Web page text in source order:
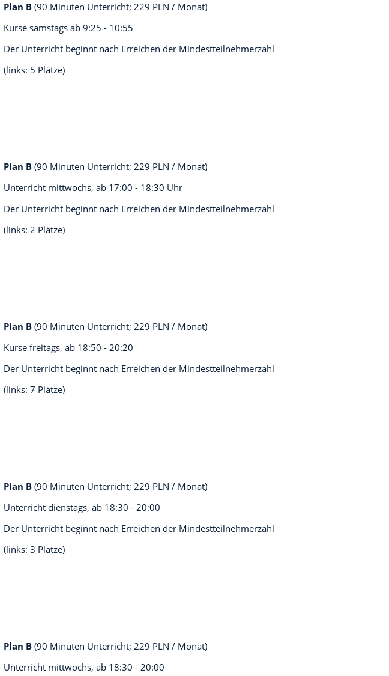
Plan B (90 Minuten Unterricht; 229 PLN / Monat)
Kurse samstags ab 9:25 - 10:55
Der Unterricht beginnt nach Erreichen der Mindestteilnehmerzahl
(links: 5 Plätze)
Plan B (90 Minuten Unterricht; 229 PLN / Monat)
Unterricht mittwochs, ab 17:00 - 18:30 Uhr
Der Unterricht beginnt nach Erreichen der Mindestteilnehmerzahl
(links: 2 Plätze)
Plan B (90 Minuten Unterricht; 229 PLN / Monat)
Kurse freitags, ab 18:50 - 20:20
Der Unterricht beginnt nach Erreichen der Mindestteilnehmerzahl
(links: 7 Plätze)
Plan B (90 Minuten Unterricht; 229 PLN / Monat)
Unterricht dienstags, ab 18:30 - 20:00
Der Unterricht beginnt nach Erreichen der Mindestteilnehmerzahl
(links: 3 Plätze)
Plan B (90 Minuten Unterricht; 229 PLN / Monat)
Unterricht mittwochs, ab 18:30 - 20:00